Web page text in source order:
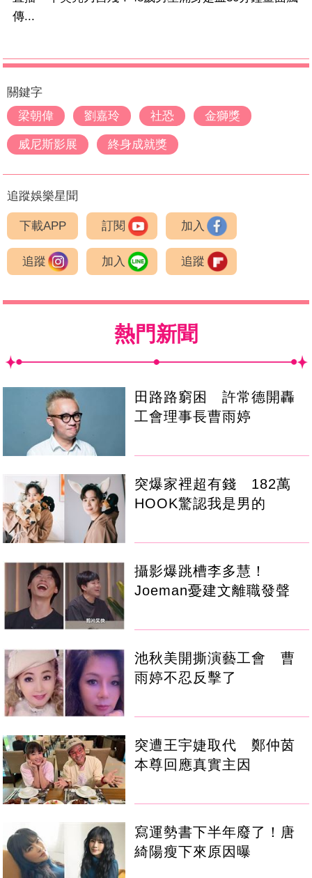
傳...
關鍵字
梁朝偉
劉嘉玲 社恐 金獅獎
威尼斯影展 終身成就獎
追蹤娛樂星聞
下載APP 訂閱 加入
追蹤 加入 追蹤
熱門新聞
田路路窮困 許常德開轟
工會理事長曹雨婷
突爆家裡超有錢 182萬
HOOK驚認我是男的
攝影爆跳槽李多慧！
Joeman憂建文離職發聲
池秋美開撕演藝工會 曹
雨婷不忍反擊了
突遭王宇婕取代 鄭仲茵
本尊回應真實主因
寫運勢書下半年廢了！唐
綺陽瘦下來原因曝